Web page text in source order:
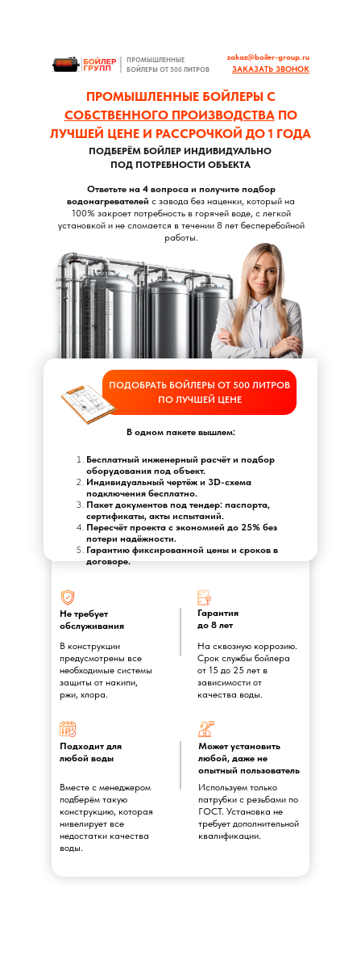
Ответьте на 4 вопроса и получите подбор
водонагревателей с завода без наценки, который на
100% закроет потребность в горячей воде, с легкой
установкой и не сломается в течении 8 лет бесперебойной
работы.
В одном пакете вышлем:
Бесплатный инженерный расчёт и подбор
оборудования под объект.
Индивидуальный чертёж и 3D-схема
подключения бесплатно.
Пакет документов под тендер: паспорта,
сертификаты, акты испытаний.
Пересчёт проекта с экономией до 25% без
потери надёжности.
Гарантию фиксированной цены и сроков в
договоре.
ПРОМЫШЛЕННЫЕ БОЙЛЕРЫ С
СОБСТВЕННОГО ПРОИЗВОДСТВАПО
ЛУЧШЕЙ ЦЕНЕ И РАССРОЧКОЙ ДО 1 ГОДА
ПОДБЕРЁМ БОЙЛЕР ИНДИВИДУАЛЬНО
ПОД ПОТРЕБНОСТИ ОБЪЕКТА
Не требует
обслуживания
В конструкции
предусмотрены все
необходимые системы
защиты от накипи,
ржи, хлора.
Гарантия
до 8 лет
ПРОМЫШЛЕННЫЕ
БОЙЛЕРЫ ОТ 500 ЛИТРОВ
На сквозную коррозию.
Срок службы бойлера
от 15 до 25 лет в
зависимости от
качества воды.
Подходит для
любой воды
Вместе с менеджером
подберём такую
конструкцию, которая
нивелирует все
недостатки качества
воды.
Может установить
любой, даже не
опытный пользователь
Используем только
патрубки с резьбами по
ГОСТ. Установка не
требует дополнительной
квалификации.
zakaz@boiler-group.ru
ЗАКАЗАТЬ ЗВОНОК
ПОДОБРАТЬ БОЙЛЕРЫ ОТ 500 ЛИТРОВ
ПО ЛУЧШЕЙ ЦЕНЕ